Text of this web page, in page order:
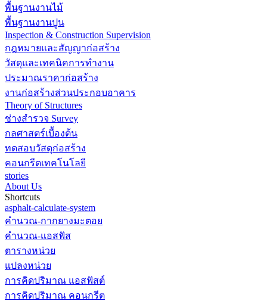
พื้นฐานงานไม้
พื้นฐานงานปูน
Inspection & Construction Supervision
กฎหมายและสัญญาก่อสร้าง
วัสดุและเทคนิคการทำงาน
ประมาณราคาก่อสร้าง
งานก่อสร้างส่วนประกอบอาคาร
Theory of Structures
ช่างสำรวจ Survey
กลศาสตร์เบื้องต้น
ทดสอบวัสดุก่อสร้าง
คอนกรีตเทคโนโลยี
stories
About Us
Shortcuts
asphalt-calculate-system
คำนวณ-กากยางมะตอย
คำนวณ-แอสฟัส
ตารางหน่วย
แปลงหน่วย
การคิดปริมาณ แอสฟัสต์
การคิดปริมาณ คอนกรีต